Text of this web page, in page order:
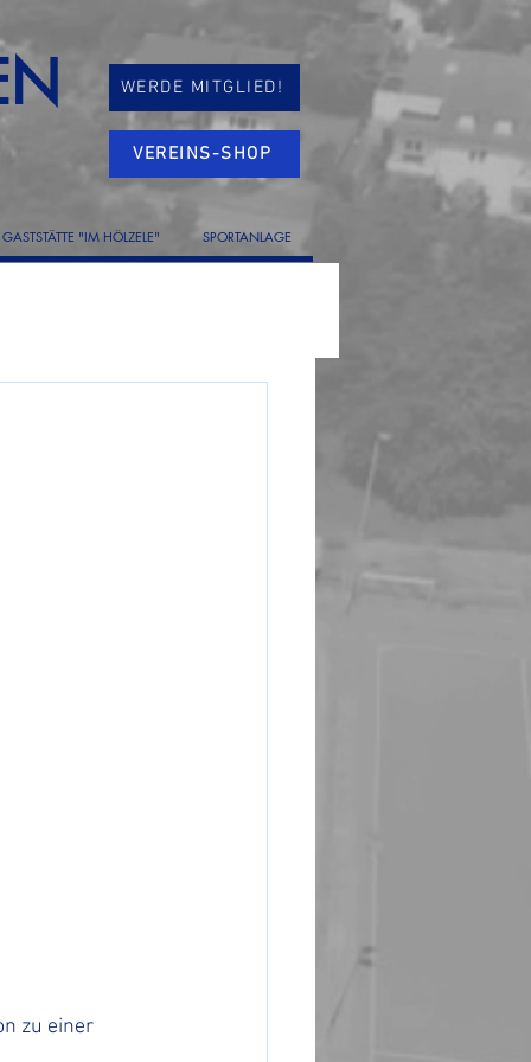
WERDE MITGLIED!
VEREINS-SHOP
GASTSTÄTTE "IM HÖLZELE" SPORTANLAGE
zu einer